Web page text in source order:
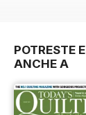
POTRESTE
ANCHE A